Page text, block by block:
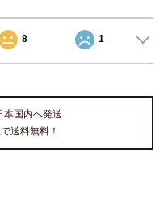
8 1
国内へ発送
送料無料！